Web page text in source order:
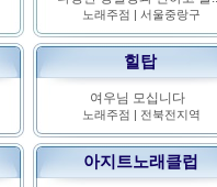
노래주점 | 서울중랑구
힐탑
여우님 모십니다
노래주점 | 전북전지역
아지트노래클럽